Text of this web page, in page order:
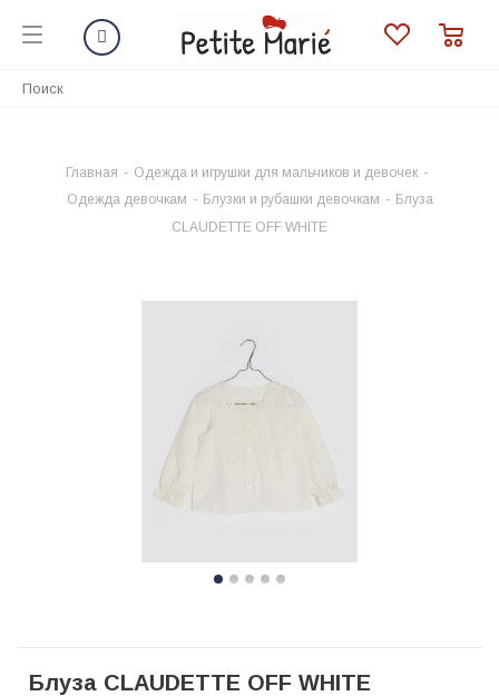
Главная - Одежда и игрушки для мальчиков и девочек -
Одежда девочкам - Блузки и рубашки девочкам - Блуза
CLAUDETTE OFF WHITE
Блуза CLAUDETTE OFF WHITE